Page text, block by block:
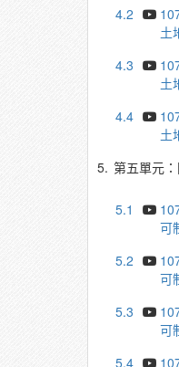
4.2
土
4.3
土
4.4
土
5. 第五單元
5.1
可
5.2
可
5.3
可
5.4